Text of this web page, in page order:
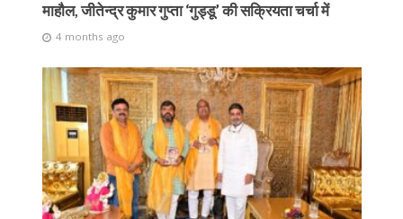
माहौल, जीतेन्द्र कुमार गुप्ता ‘गुड्डू’ की सक्रियता चर्चा में
4 months ago